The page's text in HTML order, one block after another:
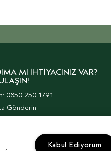
MI İHTIYACINIZ VAR?
0850 250 1791
Gönderin
Kabul Ediyorum